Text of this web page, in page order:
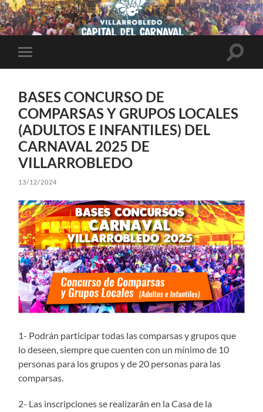
el
móvil
BASES CONCURSO DE
COMPARSAS Y GRUPOS LOCALES
(ADULTOS E INFANTILES) DEL
CARNAVAL 2025 DE
VILLARROBLEDO
13/12/2024
1- Podrán participar todas las comparsas y grupos que
lo deseen, siempre que cuenten con un mínimo de 10
personas para los grupos y de 20 personas para las
comparsas.
2- Las inscripciones se realizarán en la Casa de la